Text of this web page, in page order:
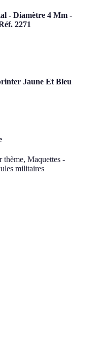
- Diamètre 4 Mm -
2271
Jaune Et Bleu
thème, Maquettes -
militaires